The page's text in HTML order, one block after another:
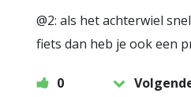
@2: als het achterwiel
fiets dan heb je ook een
0